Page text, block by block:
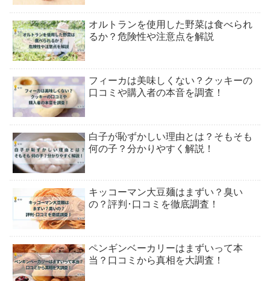
オルトランを使用した野菜は食べられ
るか？危険性や注意点を解説
フィーカは美味しくない？クッキーの
口コミや購入者の本音を調査！
白子が恥ずかしい理由とは？そもそも
何の子？分かりやすく解説！
キッコーマン大豆麺はまずい？臭い
の？評判･口コミを徹底調査！
ペンギンベーカリーはまずいって本
当？口コミから真相を大調査！